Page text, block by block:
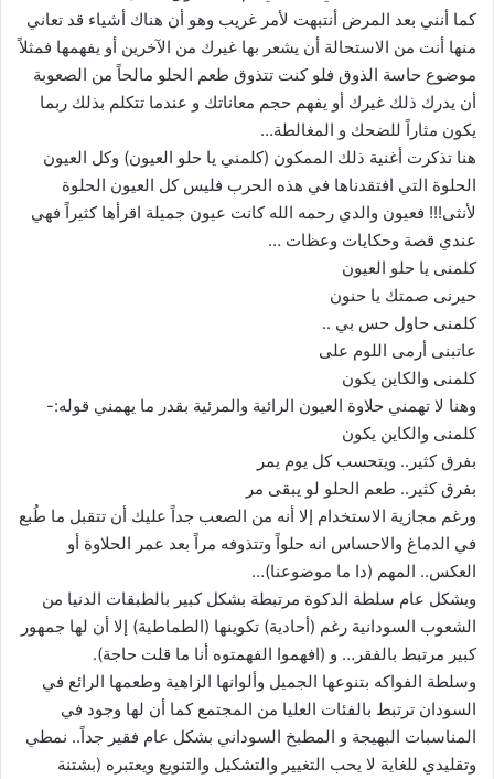
كما أنني بعد المرض أنتبهت لأمر غريب وهو أن هناك أشياء قد تعاني
منها أنت من الاستحالة أن يشعر بها غيرك من الآخرين أو يفهمها فمثلاً
موضوع حاسة الذوق فلو كنت تتذوق طعم الحلو مالحاً من الصعوبة
أن يدرك ذلك غيرك أو يفهم حجم معاناتك و عندما تتكلم بذلك ربما
يكون مثاراً للضحك و المغالطة…
هنا تذكرت أغنية ذلك الممكون (كلمني يا حلو العيون) وكل العيون
الحلوة التي افتقدناها في هذه الحرب فليس كل العيون الحلوة
لأنثى!!! فعيون والدي رحمه الله كانت عيون جميلة اقرأها كثيراً فهي
عندي قصة وحكايات وعظات …
كلمنى يا حلو العيون
حيرنى صمتك يا حنون
كلمنى حاول حس بي ..
عاتبنى أرمى اللوم على
كلمنى والكاين يكون
وهنا لا تهمني حلاوة العيون الرائية والمرئية بقدر ما يهمني قوله:-
كلمنى والكاين يكون
بفرق كثير.. ويتحسب كل يوم يمر
بفرق كثير.. طعم الحلو لو يبقى مر
ورغم مجازية الاستخدام إلا أنه من الصعب جداً عليك أن تتقبل ما طُبع
في الدماغ والاحساس انه حلواً وتتذوفه مراً بعد عمر الحلاوة أو
العكس.. المهم (دا ما موضوعنا)…
وبشكل عام سلطة الدكوة مرتبطة بشكل كبير بالطبقات الدنيا من
الشعوب السودانية رغم (أحادية) تكوينها (الطماطية) إلا أن لها جمهور
كبير مرتبط بالفقر… و (افهموا الفهمتوه أنا ما قلت حاجة).
وسلطة الفواكه بتنوعها الجميل وألوانها الزاهية وطعمها الرائع في
السودان ترتبط بالفئات العليا من المجتمع كما أن لها وجود في
المناسبات البهيجة و المطبخ السوداني بشكل عام فقير جداً.. نمطي
وتقليدي للغاية لا يحب التغيير والتشكيل والتنويع ويعتبره (بشتنة